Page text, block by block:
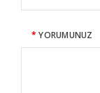
YORUMUNUZ